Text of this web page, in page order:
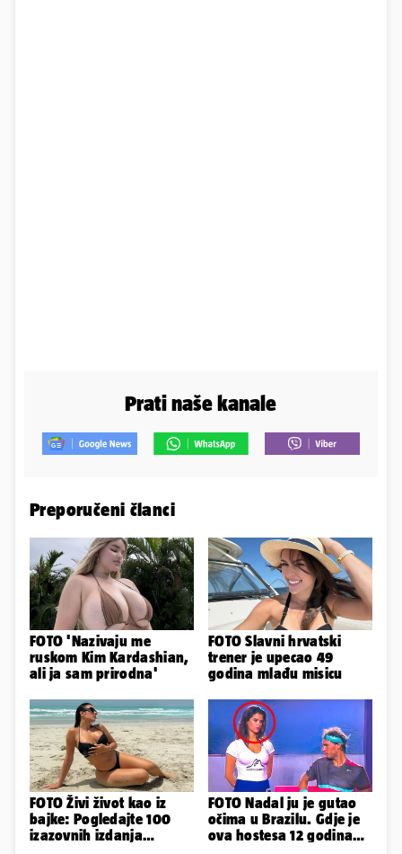
Prati naše kanale
Preporučeni članci
FOTO 'Nazivaju me
ruskom Kim Kardashian,
ali ja sam prirodna'
FOTO Slavni hrvatski
trener je upecao 49
godina mlađu misicu
FOTO Živi život kao iz
bajke: Pogledajte 100
izazovnih izdanja
FOTO Nadal ju je gutao
očima u Brazilu. Gdje je
ova hostesa 12 godina